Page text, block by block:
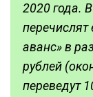
2020 года.
аванс» в
рублей
переведут